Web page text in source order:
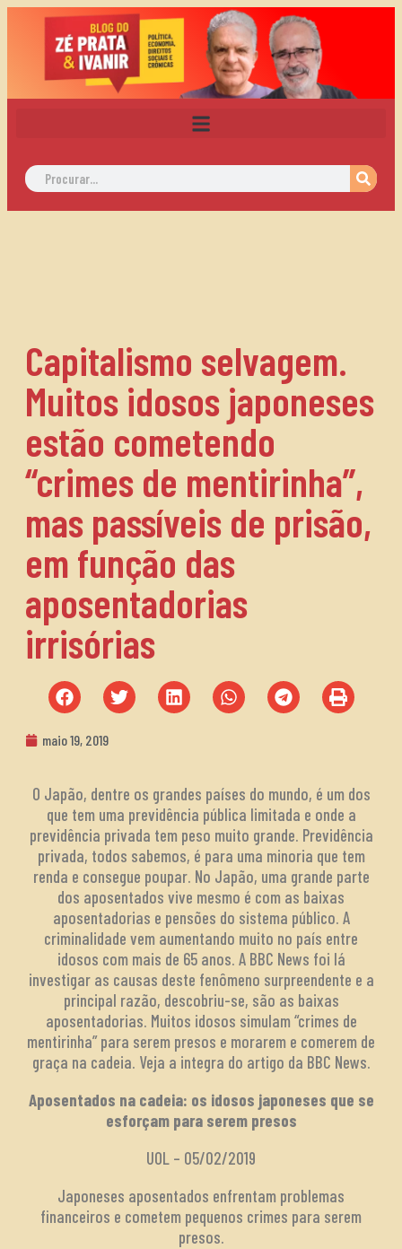
Capitalismo selvagem.
Muitos idosos japoneses
estão cometendo
“crimes de mentirinha”,
mas passíveis de prisão,
em função das
aposentadorias
irrisórias
maio 19, 2019
O Japão, dentre os grandes países do mundo, é um dos
que tem uma previdência pública limitada e onde a
previdência privada tem peso muito grande. Previdência
privada, todos sabemos, é para uma minoria que tem
renda e consegue poupar. No Japão, uma grande parte
dos aposentados vive mesmo é com as baixas
aposentadorias e pensões do sistema público. A
criminalidade vem aumentando muito no país entre
idosos com mais de 65 anos. A BBC News foi lá
investigar as causas deste fenômeno surpreendente e a
principal razão, descobriu-se, são as baixas
aposentadorias. Muitos idosos simulam “crimes de
mentirinha” para serem presos e morarem e comerem de
graça na cadeia. Veja a integra do artigo da BBC News.
Aposentados na cadeia: os idosos japoneses que se
esforçam para serem presos
UOL – 05/02/2019
Japoneses aposentados enfrentam problemas
financeiros e cometem pequenos crimes para serem
presos.